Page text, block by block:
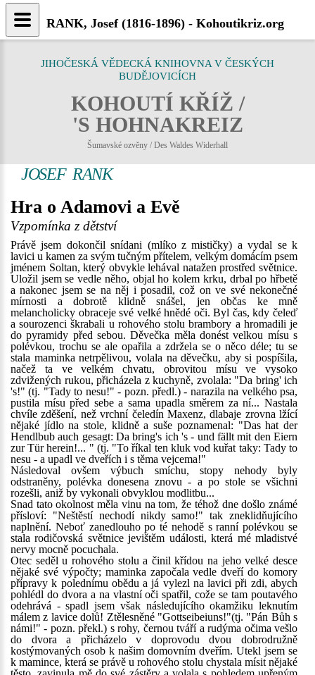
JIHOČESKÁ VĚDECKÁ KNIHOVNA V ČESKÝCH
BUDĚJOVICÍCH
KOHOUTÍ KŘÍŽ /
'S HOHNAKREIZ
Šumavské ozvěny / Des Waldes Widerhall
JOSEF RANK
Hra o Adamovi a Evě
Vzpomínka z dětství
Právě jsem dokončil snídani (mlíko z mističky) a vydal se k
lavici u kamen za svým tučným přítelem, velkým domácím psem
jménem Soltan, který obvykle lehával natažen prostřed světnice.
Uložil jsem se vedle něho, objal ho kolem krku, drbal po hřbetě
a nakonec jsem se na něj i posadil, což on ve své nekonečné
mírnosti a dobrotě klidně snášel, jen občas ke mně
melancholicky obraceje své velké hnědé oči. Byl čas, kdy čeleď
a sourozenci škrabali u rohového stolu brambory a hromadili je
do pyramidy před sebou. Děvečka měla donést velkou mísu s
polévkou, trochu se ale opařila a zdržela se o něco déle; tu se
stala maminka netrpělivou, volala na děvečku, aby si pospíšila,
načež ta ve velkém chvatu, obrovitou mísu ve vysoko
zdvižených rukou, přicházela z kuchyně, zvolala: "Da bring' ich
's!" (tj. "Tady to nesu!" - pozn. předl.) - narazila na velkého psa,
pustila mísu před sebe a sama upadla směrem za ní... Nastala
chvíle zděšení, než vrchní čeledín Maxenz, dlabaje zrovna lžící
nějaké jídlo na stole, klidně a suše poznamenal: "Das hat der
Hendlbub auch gesagt: Da bring's ich 's - und fällt mit den Eiern
zur Tür herein!... " (tj. "To říkal ten kluk vod kuřat taky: Tady to
nesu - a upadl ve dveřích i s těma vejcema!"
Následoval ovšem výbuch smíchu, stopy nehody byly
odstraněny, polévka donesena znovu - a po stole se všichni
rozešli, aniž by vykonali obvyklou modlitbu...
Snad tato okolnost měla vinu na tom, že téhož dne došlo známé
přísloví: "Neštěstí nechodí nikdy samo!" tak zneklidňujícího
naplnění. Neboť zanedlouho po té nehodě s ranní polévkou se
stala rodičovská světnice jevištěm události, která mé mladistvé
nervy mocně pocuchala.
Otec seděl u rohového stolu a činil křídou na jeho velké desce
nějaké své výpočty; maminka započala vedle dveří do komory
přípravy k polednímu obědu a já vylezl na lavici při zdi, abych
pohlédl do dvora a na vlastní oči spatřil, cože se tam poutavého
odehrává - spadl jsem však následujícího okamžiku leknutím
málem z lavice dolů! Ztělesněné "Gottseibeiuns!"(tj. "Pán Bůh s
námi!" - pozn. překl.) s rohy, černou tváří a rudýma očima vešlo
do dvora a přicházelo v doprovodu dvou dobrodružně
kostýmovaných osob k našim domovním dveřím. Utekl jsem se
k mamince, která se právě u rohového stolu chystala mísit nějaké
RANK, Josef (1816-1896) - Kohoutikriz.org